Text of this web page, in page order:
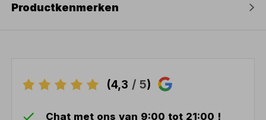
Productkenmerken
(4,3 / 5)
Chat met ons van 9:00 tot 21:00 !